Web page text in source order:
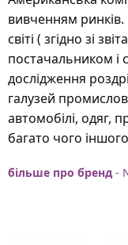
вивченням
світі ( згідно зі
постачальником і
дослідження
галузей
автомобілі, одяг,
багато чого
більше про бренд -